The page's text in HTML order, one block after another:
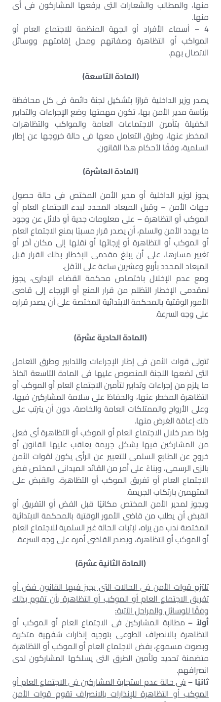
منها، والمطالب والشعارات التى يرفعها المشاركون فى أى
منها.
4 – أسماء الأفراد أو الجهة المنظمة للاجتماع العام أو
المواكب أو التظاهرة وصفاتهم ومحل إقامتهم ووسائل
الاتصال بهم.
(المادة التاسعة)
يصدر وزير الداخلية قرارًا بتشكيل لجنة دائمة فى كل محافظة
برئاسة مدير الأمن بها، تكون مهمتها وضع الإجراءات والتدابير
الكفيلة بتأمين الاجتماعات العامة والمواكب والتظاهرات
المخطر عنها، وطرق التعامل معها فى حالة خروجها عن إطار
السلمية، وفقًا لأحكام هذا القانون.
(المادة العاشرة)
يجوز لوزير الداخلية أو مدير الأمن المختص فى حالة حصول
جهات الأمن – وقبل الميعاد المحدد لبدء الاجتماع العام أو
الموكب أو التظاهرة – على معلومات جدية أو دلائل عن وجود
ما يهدد الأمن والسلم، أن يصدر قرار مسببًا بمنع الاجتماع العام
أو الموكب أو التظاهرة أو إرجائها أو نقلها إلى مكان آخر أو
تغيير مسارها، على أن يبلغ مقدمى الإخطار بذلك القرار قبل
الميعاد المحدد بأربع وعشرين ساعة على الأقل.
ومع عدم الإخلال باختصاص محكمة القضاء الإدارى، يجوز
لمقدمى الإخطار التظلم من قرار المنع أو الإرجاء إلى قاضى
الأمور الوقتية بالمحكمة الابتدائية المختصة على أن يصدر قراره
على وجه السرعة.
(المادة الحادية عشرة)
تتولى قوات الأمن فى إطار الإجراءات والتدابير وطرق التعامل
التى تضعها اللجنة المنصوص عليها فى المادة التاسعة اتخاذ
ما يلزم من إجراءات وتدابير لتأمين الاجتماع العام أو الموكب أو
التظاهرة المخطر عنها، والحفاظ على سلامة المشاركين فيها،
وعلى الأرواح والممتلكات العامة والخاصة، دون أن يترتب على
ذلك إعاقة الغرض منها.
وإذا صدر خلال الاجتماع العام أو الموكب أو التظاهرة أى فعل
من المشاركين فيها يشكل جريمة يعاقب عليها القانون أو
خروج عن الطابع السلمى للتعبير عن الرأى يكون لقوات الأمن
بالزى الرسمى، وبناءً على أمر من القائد الميدانى المختص فض
الاجتماع العام أو تفريق الموكب أو التظاهرة، والقبض على
المتهمين بارتكاب الجريمة.
ويجوز لمدير الأمن المختص مكانيًا قبل الفض أو التفريق أو
القبض أن يطلب من قاضى الأمور الوقتية بالمحكمة الابتدائية
المختصة ندب من يراه، لإثبات الحالة غير السلمية للاجتماع العام
أو الموكب أو التظاهرة، ويصدر القاضى أمره على وجه السرعة.
(المادة الثانية عشرة)
تلتزم قوات الأمن فى الحالات التى يجيز فيها القانون فض أو
تفريق الاجتماع العام أو الموكب أو التظاهرة بأن تقوم بذلك
وفقًا للوسائل والمراحل الآتية:
أولاً – مطالبة المشاركين فى الاجتماع العام أو الموكب أو
التظاهرة بالانصراف الطوعى بتوجيه إنذارات شفهية متكررة
وبصوت مسموع، بفض الاجتماع العام أو الموكب أو التظاهرة
متضمنة تحديد وتأمين الطرق التى يسلكها المشاركون لدى
انصرافهم.
ثانيًا –فى حالة عدم استجابة المشاركين فى الاجتماع العام أو
الموكب أو التظاهرة للإنذارات بالانصراف تقوم قوات الأمن